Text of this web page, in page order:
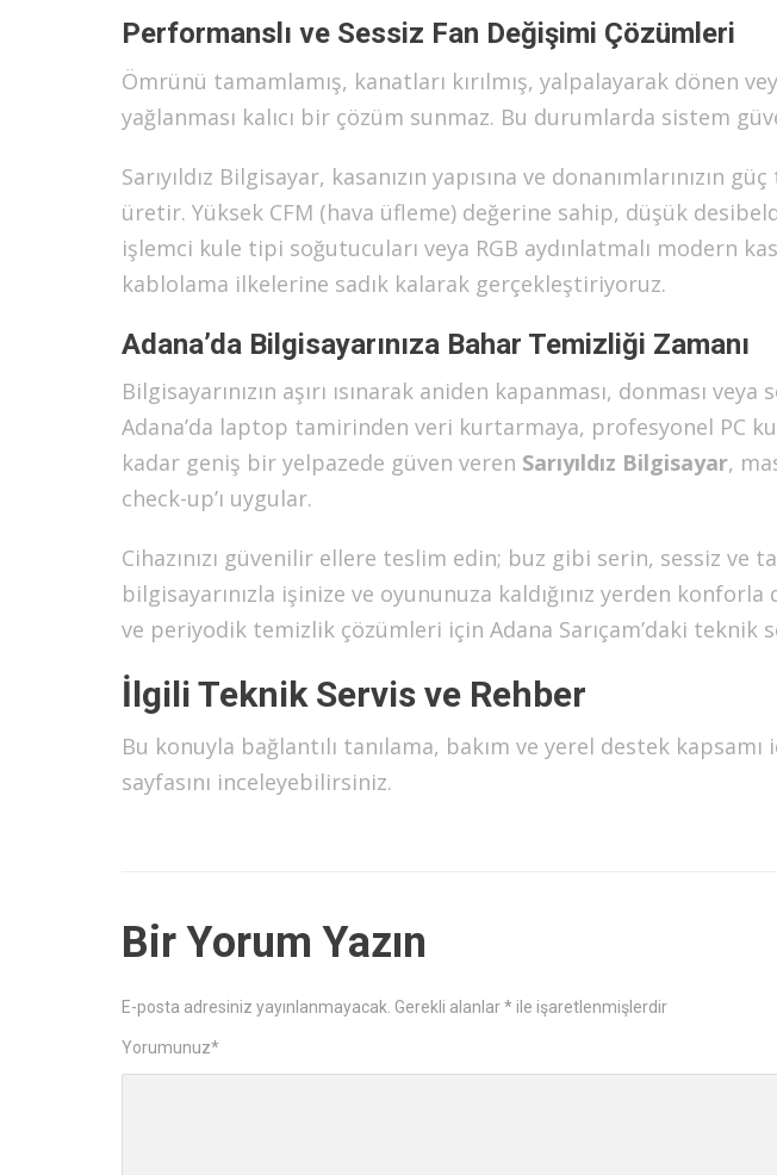
Performanslı ve Sessiz Fan Değişimi Çözümleri
Ömrünü tamamlamış, kanatları kırılmış, yalpalayarak dönen
yağlanması kalıcı bir çözüm sunmaz. Bu durumlarda sistem
Sarıyıldız Bilgisayar, kasanızın yapısına ve donanımlarınızın
üretir. Yüksek CFM (hava üfleme) değerine sahip, düşük
işlemci kule tipi soğutucuları veya RGB aydınlatmalı modern
kablolama ilkelerine sadık kalarak gerçekleştiriyoruz.
Adana’da Bilgisayarınıza Bahar Temizliği Zamanı
Bilgisayarınızın aşırı ısınarak aniden kapanması, donması
Adana’da laptop tamirinden veri kurtarmaya, profesyonel PC
kadar geniş bir yelpazede güven veren Sarıyıldız Bilgisayar,
check-up’ı uygular.
Cihazınızı güvenilir ellere teslim edin; buz gibi serin, sessiz ve
bilgisayarınızla işinize ve oyununuza kaldığınız yerden
ve periyodik temizlik çözümleri için Adana Sarıçam’daki teknik
İlgili Teknik Servis ve Rehber
Bu konuyla bağlantılı tanılama, bakım ve yerel destek kapsamı
sayfasını inceleyebilirsiniz.
Bir Yorum Yazın
E-posta adresiniz yayınlanmayacak. Gerekli alanlar* ile işaretlenmişlerdir
Yorumunuz*